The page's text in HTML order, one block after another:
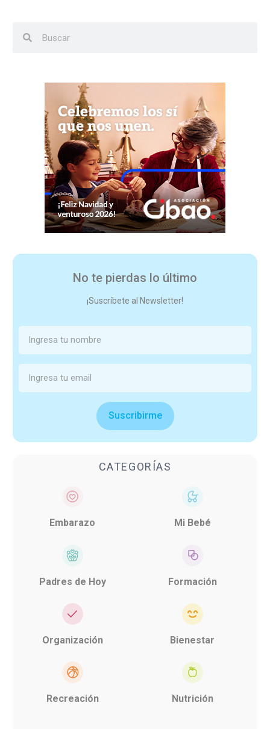
No te pierdas lo último
¡Suscríbete al Newsletter!
Suscribirme
CATEGORÍAS
Embarazo Mi Bebé
Padres de Hoy Formación
Organización Bienestar
Recreación Nutrición